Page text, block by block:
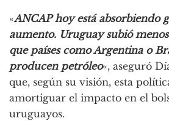
«ANCAP hoy está absorbiendo
aumento. Uruguay subió
que países como Argentina o
producen petróleo«, aseguró
que, según su visión, esta
amortiguar el impacto en el
uruguayos.